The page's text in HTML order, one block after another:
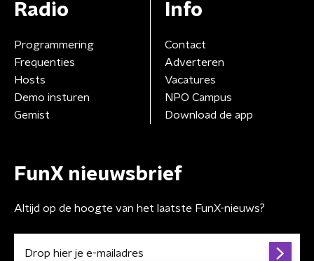
Radio
Programmering
Frequenties
Hosts
Demo insturen
Gemist
Info
Contact
Adverteren
Vacatures
NPO Campus
Download de app
FunX nieuwsbrief
Altijd op de hoogte van het laatste FunX-nieuws?